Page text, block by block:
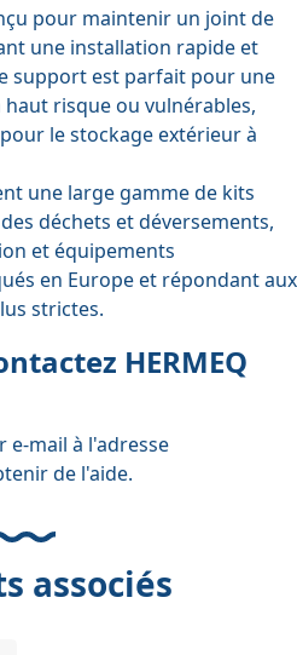
pour maintenir un joint de
une installation rapide et
support est parfait pour une
risque ou vulnérables,
le stockage extérieur à
une large gamme de kits
déchets et déversements,
etéquipements
en Europe et répondant aux
strictes.
HERMEQ
e-mail à l'adresse
de l'aide.
associés